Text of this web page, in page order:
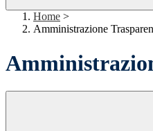
Home >
Amministrazione